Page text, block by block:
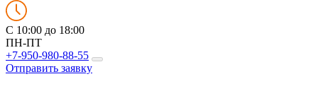
C 10:00 до 18:00
ПН-ПТ
+7-950-980-88-55
Отправить заявку